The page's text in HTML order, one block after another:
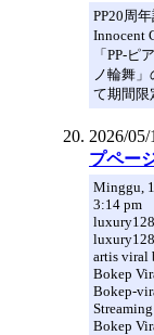
PP20周
Innocent
「PP-ピ
ノ輪舞
て期間限
2026/
プペー
Minggu,
3:14 pm
artis viral
Bokep
Bokep-
Bokep